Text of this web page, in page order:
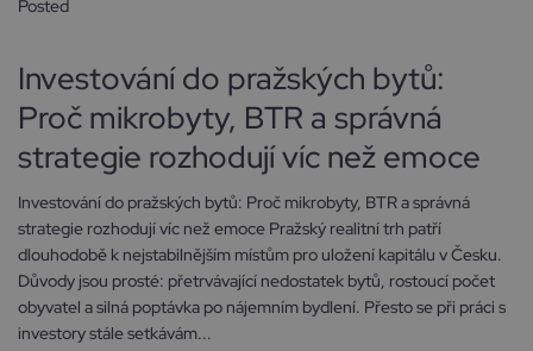
Posted
Investování do pražských bytů:
Proč mikrobyty, BTR a správná
strategie rozhodují víc než emoce
Investování do pražských bytů: Proč mikrobyty, BTR a správná
strategie rozhodují víc než emoce Pražský realitní trh patří
dlouhodobě k nejstabilnějším místům pro uložení kapitálu v Česku.
Důvody jsou prosté: přetrvávající nedostatek bytů, rostoucí počet
obyvatel a silná poptávka po nájemním bydlení. Přesto se při práci s
investory stále setkávám...